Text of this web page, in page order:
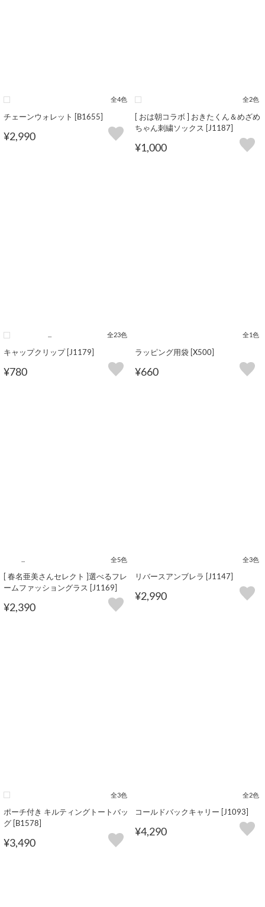
全4色
チェーンウォレット [B1655]
¥2,990
全2色
[ おは朝コラボ ] おきたくん＆めざめ
ちゃん刺繍ソックス [J1187]
¥1,000
全23色
キャップクリップ [J1179]
¥780
全1色
ラッピング用袋 [X500]
¥660
全5色
[ 春名亜美さんセレクト ]選べるフレ
ームファッショングラス [J1169]
¥2,390
全3色
リバースアンブレラ [J1147]
¥2,990
全3色
ポーチ付き キルティングトートバッ
グ [B1578]
¥3,490
全2色
コールドバックキャリー [J1093]
¥4,290